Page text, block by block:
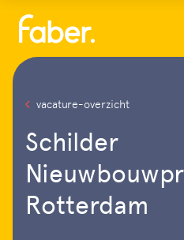
vacature-overzicht
Schilder
Rotterdam